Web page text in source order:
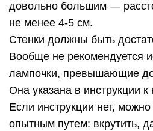
довольно большим —
не менее 4-5 см.
Стенки должны быть
Вообще не рекомендуется
лампочки, превышающие
Она указана в инструкции
Если инструкции нет,
опытным путем: вкрутить,